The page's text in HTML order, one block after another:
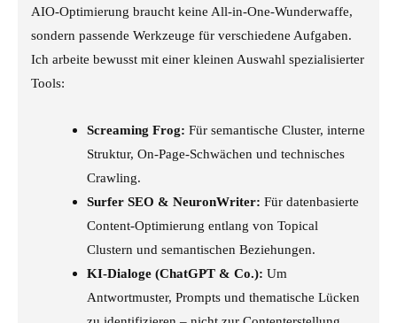
AIO-Optimierung braucht keine All-in-One-Wunderwaffe,
sondern passende Werkzeuge für verschiedene Aufgaben.
Ich arbeite bewusst mit einer kleinen Auswahl spezialisierter
Tools:
Screaming Frog: Für semantische Cluster, interne
Struktur, On-Page-Schwächen und technisches
Crawling.
Surfer SEO & NeuronWriter: Für datenbasierte
Content-Optimierung entlang von Topical
Clustern und semantischen Beziehungen.
KI-Dialoge (ChatGPT & Co.): Um
Antwortmuster, Prompts und thematische Lücken